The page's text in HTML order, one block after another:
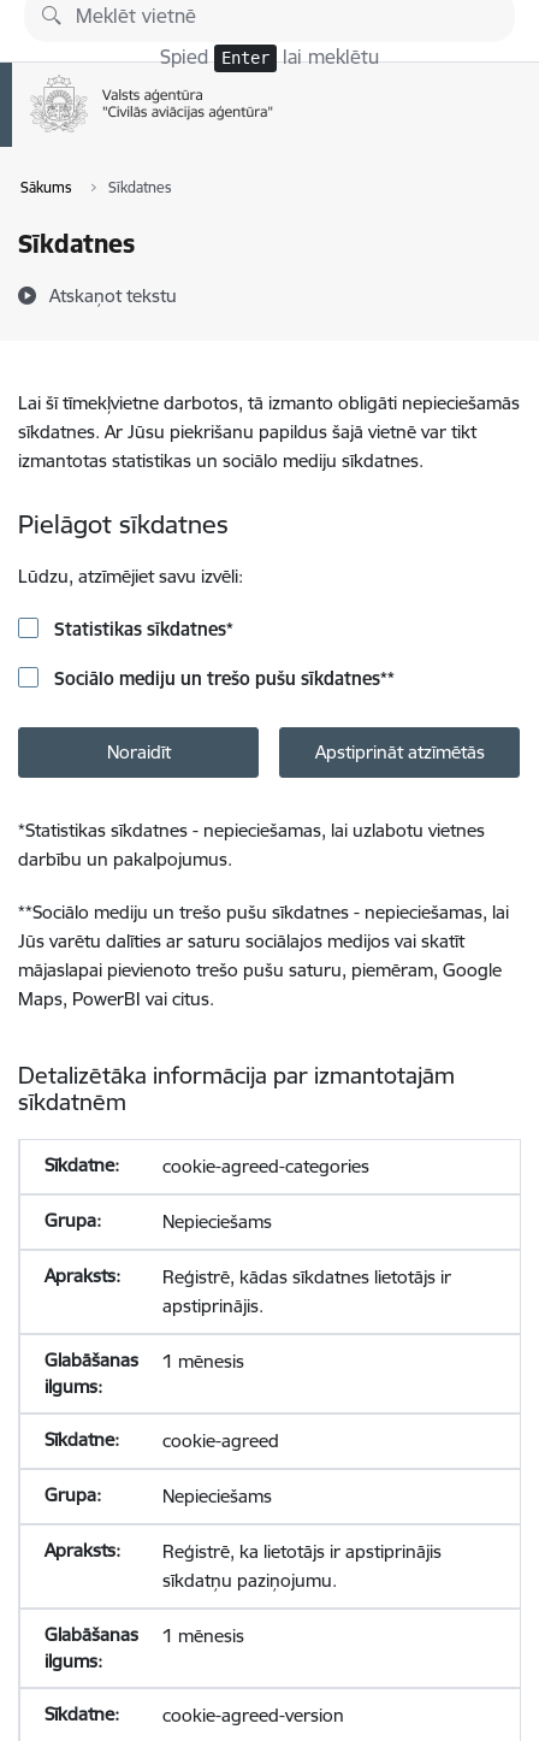
Pāriet uz lapas saturu
Spied Enter lai meklētu
Sākums Sīkdatnes
Sīkdatnes
Atskaņot tekstu
Lai šī tīmekļvietne darbotos, tā izmanto obligāti nepieciešamās
sīkdatnes. Ar Jūsu piekrišanu papildus šajā vietnē var tikt
izmantotas statistikas un sociālo mediju sīkdatnes.
Pielāgot sīkdatnes
Lūdzu, atzīmējiet savu izvēli:
Statistikas sīkdatnes*
Sociālo mediju un trešo pušu sīkdatnes**
Noraidīt Apstiprināt atzīmētās
*Statistikas sīkdatnes - nepieciešamas, lai uzlabotu vietnes
darbību un pakalpojumus.
**Sociālo mediju un trešo pušu sīkdatnes - nepieciešamas, lai
Jūs varētu dalīties ar saturu sociālajos medijos vai skatīt
mājaslapai pievienoto trešo pušu saturu, piemēram, Google
Maps, PowerBI vai citus.
Detalizētāka informācija par izmantotajām
sīkdatnēm
cookie-agreed-categories
Nepieciešams
Reģistrē, kādas sīkdatnes lietotājs ir
apstiprinājis.
1 mēnesis
cookie-agreed
Nepieciešams
Reģistrē, ka lietotājs ir apstiprinājis
sīkdatņu paziņojumu.
1 mēnesis
cookie-agreed-version